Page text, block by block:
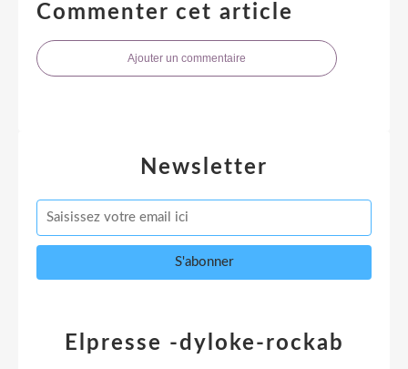
Commenter cet article
Ajouter un commentaire
Newsletter
Elpresse -dyloke-rockab